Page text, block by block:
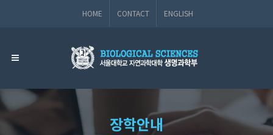
HOME CONTACT ENGLISH
장학안내